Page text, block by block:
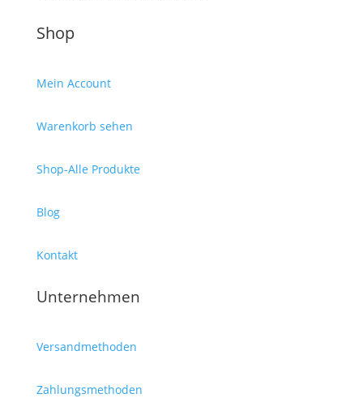
Shop
Mein Account
Warenkorb sehen
Shop-Alle Produkte
Blog
Kontakt
Unternehmen
Versandmethoden
Zahlungsmethoden